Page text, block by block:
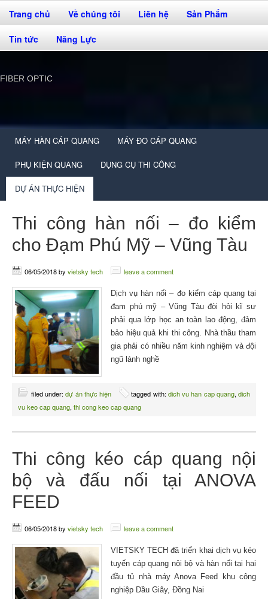
Trang chủ Về chúng tôi Liên hệ Sản Phẩm
Tin tức Năng Lực
FIBER OPTIC
MÁY HÀN CÁP QUANG MÁY ĐO CÁP QUANG
PHỤ KIỆN QUANG DỤNG CỤ THI CÔNG
DỰ ÁN THỰC HIỆN
Thi công hàn nối – đo kiểm
cho Đạm Phú Mỹ – Vũng Tàu
06/05/2018by vietsky tech leave a comment
Dịch vụ hàn nối – đo kiểm cáp quang tại
đam phú mỹ – Vũng Tàu đòi hỏi kĩ sư
phải qua lớp học an toàn lao động, đảm
bảo hiệu quả khi thi công. Nhà thầu tham
gia phải có nhiều năm kinh nghiệm và đội
ngũ lành nghề
filed under:dự án thực hiện tagged with: dich vu han cap quang,dich
vu keo cap quang, thi cong keo cap quang
Thi công kéo cáp quang nội
bộ và đấu nối tại ANOVA
FEED
06/05/2018by vietsky tech leave a comment
VIETSKY TECH đã triển khai dịch vụ kéo
tuyến cáp quang nội bộ và hàn nối tại hai
đầu tủ nhà máy Anova Feed khu công
nghiệp Dầu Giây, Đồng Nai